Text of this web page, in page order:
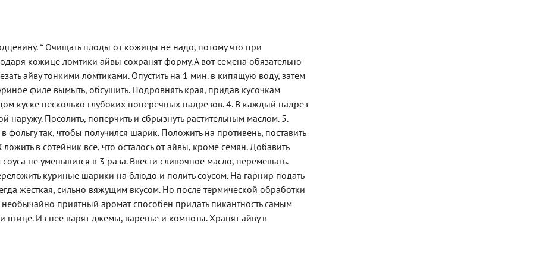
* Очищать плоды от кожицы не надо, потому что при
кожице ломтики айвы сохранят форму. А вот семена обязательно
айву тонкими ломтиками. Опустить на 1 мин. в кипящую воду, затем
филе вымыть, обсушить. Подровнять края, придав кусочкам
куске несколько глубоких поперечных надрезов. 4. В каждый надрез
наружу. Посолить, поперчить и сбрызнуть растительным маслом. 5.
фольгу так, чтобы получился шарик. Положить на противень, поставить
в сотейник все, что осталось от айвы, кроме семян. Добавить
не уменьшится в 3 раза. Ввести сливочное масло, перемешать.
куриные шарики на блюдо и полить соусом. На гарнир подать
жесткая, сильно вяжущим вкусом. Но после термической обработки
приятный аромат способен придать пикантность самым
птице. Из нее варят джемы, варенье и компоты. Хранят айву в